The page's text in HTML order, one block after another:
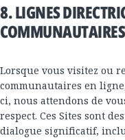
8. LIGNES
Lorsque vous visitez ou
communautaires en
ci, nous attendons de
respect. Ces Sites sont
dialogue significatif,